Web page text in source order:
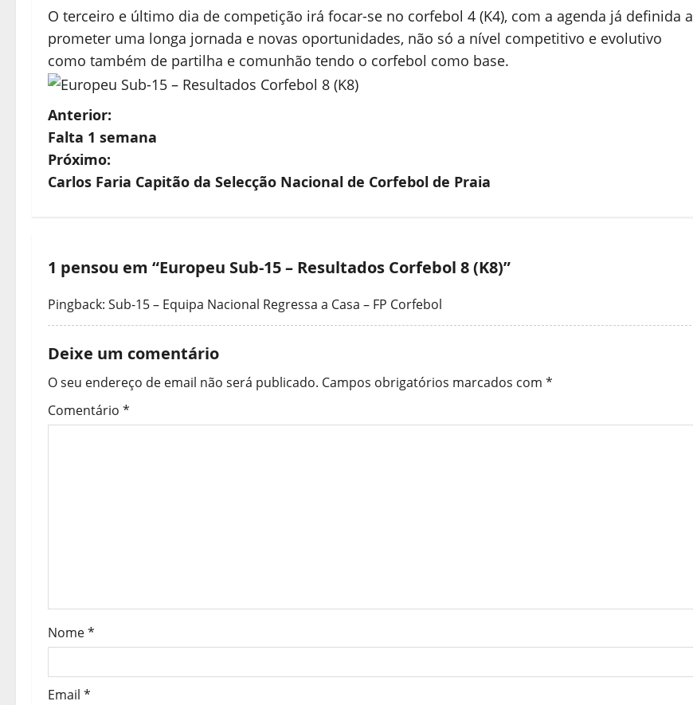
O terceiro e último dia de competição irá focar-se no corfebol 4 (K4), com a agenda já definida a
prometer uma longa jornada e novas oportunidades, não só a nível competitivo e evolutivo
como também de partilha e comunhão tendo o corfebol como base.
N
a
v
ç
ã
o
d
g
o
s
Anterior:
Falta 1 semana
Próximo:
Carlos Faria Capitão da Selecção Nacional de Corfebol de Praia
1 pensou em “Europeu Sub-15 – Resultados Corfebol 8 (K8)”
Pingback: Sub-15 – Equipa Nacional Regressa a Casa – FP Corfebol
Deixe um comentário
O seu endereço de email não será publicado. Campos obrigatórios marcados com *
Comentário *
Nome*
Email *